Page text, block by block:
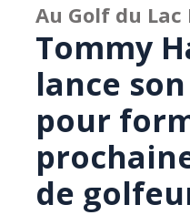
Au Golf du Lac
Tommy
lance
pour
de